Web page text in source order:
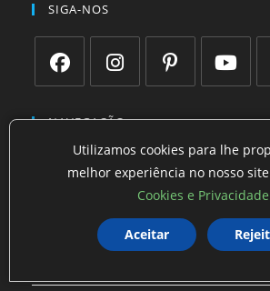
SIGA-NOS
em
em
uma
nova
em
uma
nova
aba
em
uma
aba
aba
NAVEGAÇÃO
Entre em Contato
Utilizamos cookies para lhe
melhor experiência no nosso
Cookies e Privacidade
Aceitar